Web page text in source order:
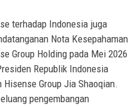
terhadap Indonesia juga
Nota Kesepahaman
Group Holding pada Mei 2026
Republik Indonesia
Group Jia Shaoqian.
pengembangan